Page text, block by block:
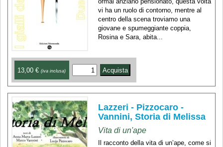
vi ha un ruolo di contorno, mentre al
centro della scena troviamo una
giovane e spumeggiante coppia,
Rosina e Sara, abita...
13,00 € (iva inclusa)
Lazzeri - Pizzocaro -
Vannini, Storia di Melissa
Vita di un'ape
Il racconto della vita di un’ape, come si